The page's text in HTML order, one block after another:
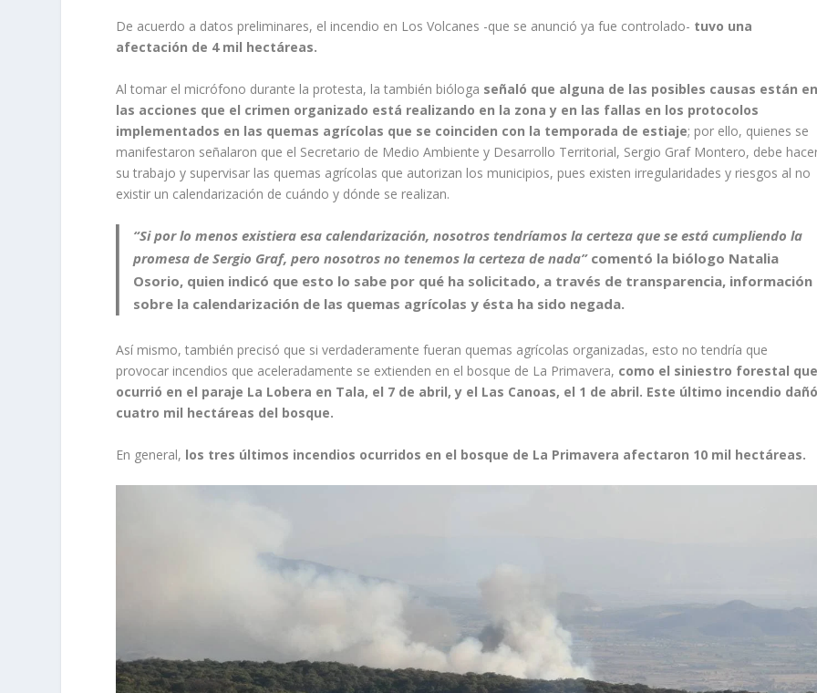
De acuerdo a datos preliminares, el incendio en Los Volcanes -que se anunció ya fue controlado- tuvo una
afectación de 4 mil hectáreas.
Al tomar el micrófono durante la protesta, la también bióloga señaló que alguna de las posibles causas están
las acciones que el crimen organizado está realizando en la zona y en las fallas en los protocolos
implementados en las quemas agrícolas que se coinciden con la temporada de estiaje; por ello, quienes se
manifestaron señalaron que el Secretario de Medio Ambiente y Desarrollo Territorial, Sergio Graf Montero, debe
su trabajo y supervisar las quemas agrícolas que autorizan los municipios, pues existen irregularidades y riesgos al no
existir un calendarización de cuándo y dónde se realizan.
“Si por lo menos existiera esa calendarización, nosotros tendríamos la certeza que se está cumpliendo la
promesa de Sergio Graf, pero nosotros no tenemos la certeza de nada”comentó la biólogo Natalia
Osorio, quien indicó que esto lo sabe por qué ha solicitado, a través de transparencia, información
sobre la calendarización de las quemas agrícolas y ésta ha sido negada.
Así mismo, también precisó que si verdaderamente fueran quemas agrícolas organizadas, esto no tendría que
provocar incendios que aceleradamente se extienden en el bosque de La Primavera, como el siniestro forestal
ocurrió en el paraje La Lobera en Tala, el 7 de abril, y el Las Canoas, el 1 de abril. Este último incendio
cuatro mil hectáreas del bosque.
En general, los tres últimos incendios ocurridos en el bosque de La Primavera afectaron 10 mil hectáreas.